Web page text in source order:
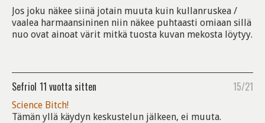
Jos joku näkee siinä jotain muuta kuin kullanruskea /
vaalea harmaansininen niin näkee puhtaasti omiaan sillä
nuo ovat ainoat värit mitkä tuosta kuvan mekosta löytyy.
Sefriol 11 vuotta sitten 15/21
Science Bitch!
Tämän yllä käydyn keskustelun jälkeen, ei muuta.